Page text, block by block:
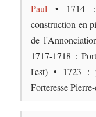
Paul • 1714 :
construction en
de
1717-1718 :
l'est) • 1723 :
Forteresse